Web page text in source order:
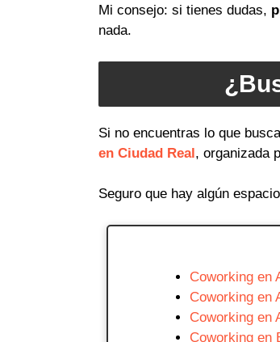
Mi consejo: si tienes dudas,
nada.
Si no encuentras lo que
en Ciudad Real, organizada
Seguro que hay algún
Coworking en
Coworking en
Coworking en
Coworking en